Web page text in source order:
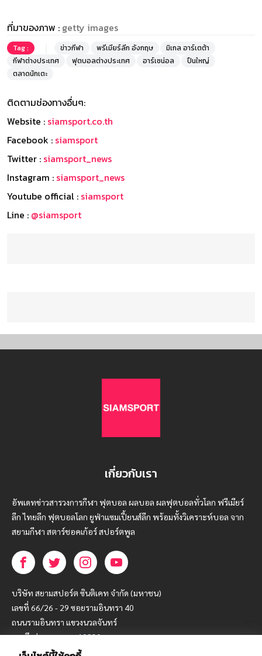
ที่มาของภาพ : getty images
Tag : ข่าวกีฬา พรีเมียร์ลีก อังกฤษ
มิเกล อาร์เตต้า
กีฬาต่างประเทศ
ฟุตบอลต่างประเทศ อาร์เซน่อล
ปืนใหญ่
ตลาดนักเตะ
ติดตามช่องทางอื่นๆ:
Website : siamsport.co.th
Facebook : siamsport
Twitter : siamsport_news
Instagram : siamsport_news
Youtube official : siamsport
Line : @siamsport
เกี่ยวกับเรา
อัพเดทข่าวสารวงการกีฬา ฟุตบอล ผลบอล ผลฟุตบอลทั่วโลก ฟรีเมียร์
ลีก ไทยลีก ฟุตบอลโลก ยูฟ่าแซมเปี้ยนส์ลีก พร้อมทั้งวิเคราะห์บอล จาก
สยามกีฬา สตาร์ชอคเก้อร์ สปอร์ตพูล
บริษัท สยามสปอร์ต ซินติเคท จำกัด (มหาชน)
เลขที่ 66/26 - 29 ซอยรามอินทรา 40
ถนนรามอินทรา แขวงนวลจันทร์
เขตบึงกุ่ม กรุงเทพฯ 10230